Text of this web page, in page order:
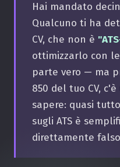
Hai mandato
Qualcuno ti ha
CV, che non è
ottimizzarlo con
parte vero — ma
850 del tuo CV,
sapere: quasi
sugli ATS è
direttamente